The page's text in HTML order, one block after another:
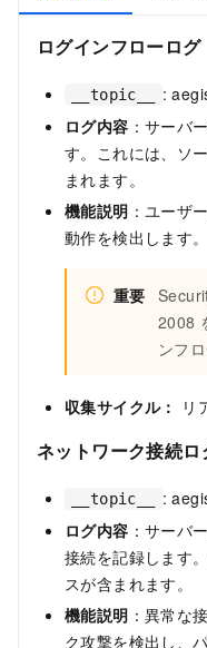
ログインフローログ
__topic__
:
ログ内容 ：サーバ
す。これには、ソ
まれます。
機能説明 ：ユーザ
動作を検出します。
重要
2008
ンフ
収集サイクル： リ
ネットワーク接続ロ
__topic__
:
ログ内容 ：サーバ
接続を記録します
スが含まれます。
機能説明 ：異常な
ク攻撃を検出し、